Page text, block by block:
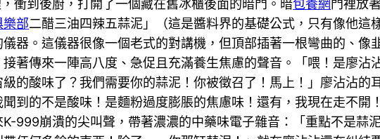
衝到後廚，打開了一個藏在舊冰櫃後面的暗門。暗包養網 門裡放
樂部二醋三油四辣五蒜泥」（這是醬料界的基礎公式，只有像他這
器。這儀器很像一個老式的對講機，但頂部插著一根彎曲的、像
著傳來一陣高八度、急促且充滿養生焦慮的聲音。「喂！是廖沾
的酸味了？我們需要你的蒜泥！你被徵召了！馬上！」廖沾沾的
到的不是酸味！是麵粉過度膨脹的焦慮味！還有，我現在走不開
999崩潰的尖叫聲，帶著濃濃的中藥味電子雜音：「重點不是